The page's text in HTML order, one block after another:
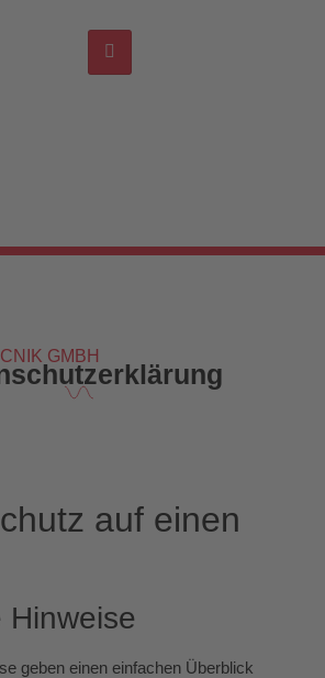
GMBH
auf einen
Hinweise
geben einen einfachen Überblick